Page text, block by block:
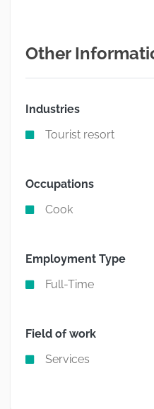
Other
Industries
Tourist resort
Occupations
Cook
Employment Type
Full-Time
Field of work
Services